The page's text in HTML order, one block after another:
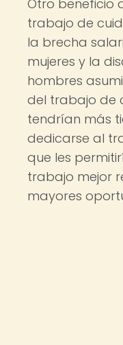
Otro beneficio
trabajo de
la brecha
mujeres y la
hombres
del trabajo de
tendrían más
dedicarse al
que les
trabajo mejor
mayores